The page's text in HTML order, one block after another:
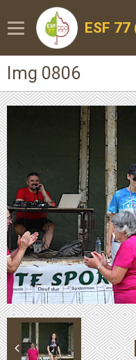
Img 0806